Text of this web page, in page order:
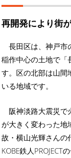
再開発により街
長田区は、神戸市
稲作中心の土地で「
す。区の北部は山間
いる地域です。
阪神淡路大震災で
が大きく変わった地
故・横山光輝さんの
KOBE鉄人